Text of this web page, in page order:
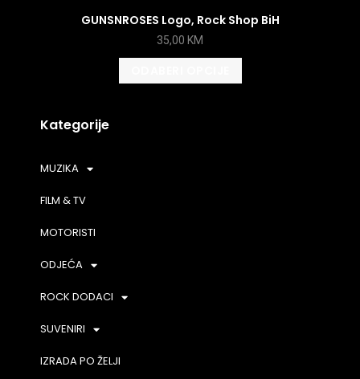
Kategorije
MUZIKA
FILM & TV
MOTORISTI
ODJEĆA
ROCK DODACI
SUVENIRI
IZRADA PO ŽELJI
GUNSNROSES Logo, Rock Shop BiH
35,00 KM